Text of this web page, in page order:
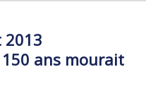
2013
150 ans mourait